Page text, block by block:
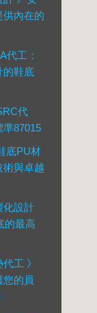
供內在的
代工：
的鞋底
代
準87015
底PU材
術與卓越
化設計
的最高
工 》
的員